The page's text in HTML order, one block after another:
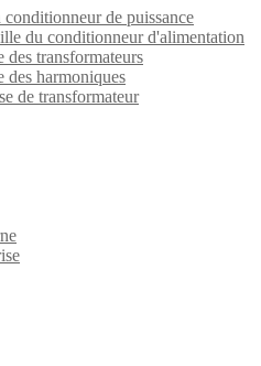
de puissance
du conditionneur d'alimentation
des transformateurs
des harmoniques
de transformateur